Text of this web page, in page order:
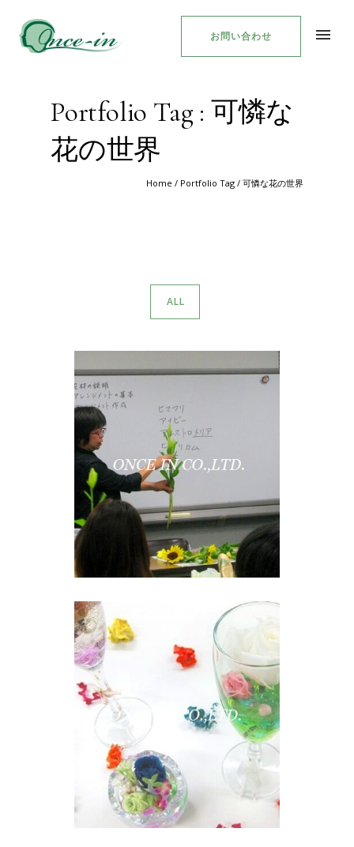
お問い合わせ
Portfolio Tag : 可憐な
花の世界
Home / Portfolio Tag / 可憐な花の世界
ALL
生命や個性につい
て考える「花育」
DELICULTURE
瑞々しい美しさ
「ジェルフラワ
ー」講座
DELICULTURE